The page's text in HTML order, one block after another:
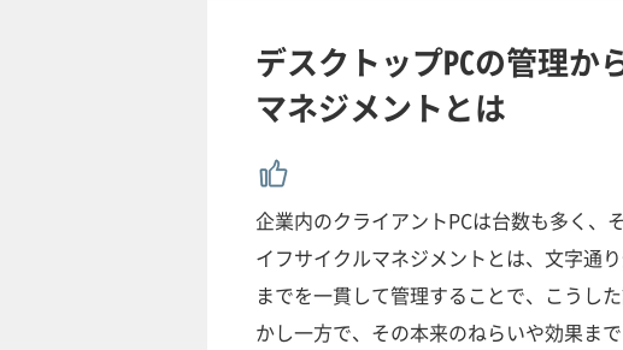
デスクトップPCの管理か
マネジメントとは
企業内のクライアントPCは台数も多く、
イフサイクルマネジメントとは、文字通
までを一貫して管理することで、こうし
かし一方で、その本来のねらいや効果ま